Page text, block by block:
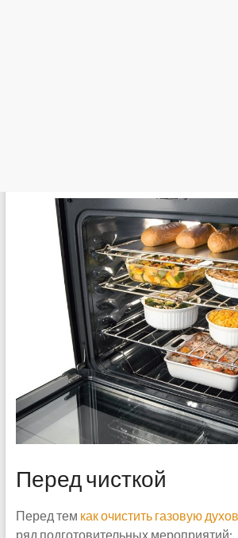
Перед чисткой
Перед тем как очистить газовую
ряд подготовительных мероприятий: